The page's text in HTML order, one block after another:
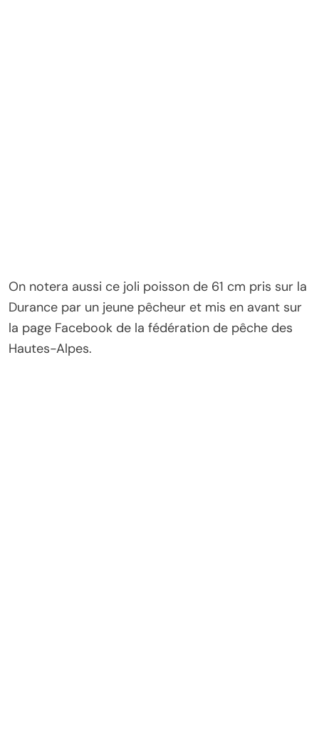
On notera aussi ce joli poisson de 61 cm pris sur la
Durance par un jeune pêcheur et mis en avant sur
la page Facebook de la fédération de pêche des
Hautes-Alpes.